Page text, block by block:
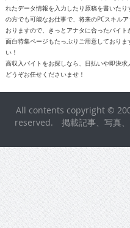
い！
高収入バイトをお探しなら、日払いや即決求
どうぞお任せくださいませ！
All contents copyright ©
reserved. 掲載記事、写真、